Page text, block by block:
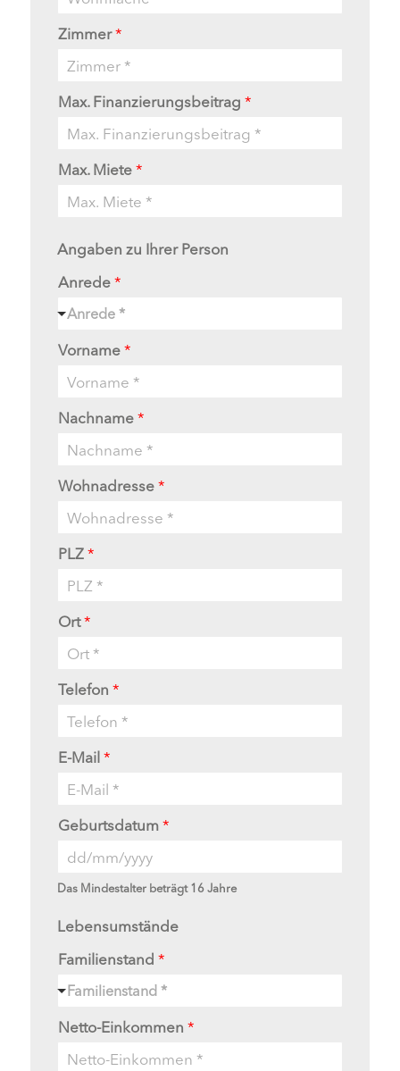
Zimmer*
Max. Finanzierungsbeitrag *
Max. Miete*
Angaben zu Ihrer Person
Anrede*
Anrede *
Vorname*
Nachname*
Wohnadresse*
PLZ*
Ort*
Telefon *
E-Mail*
Geburtsdatum*
Das Mindestalter beträgt 16 Jahre
Lebensumstände
Familienstand *
Familienstand *
Netto-Einkommen *